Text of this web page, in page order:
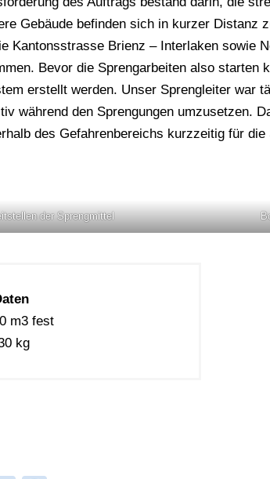
Gebäude befinden sich in kurzer Distanz
Kantonsstrasse Brienz – Interlaken sowie
Bevor die Sprengarbeiten also starten
erstellt werden. Unser Sprengleiter war
während den Sprengungen umzusetzen.
des Gefahrenbereichs kurzzeitig für die
der Sprengmittel
m3 fest
kg